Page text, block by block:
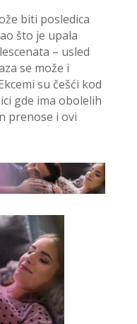
biti posledica
što je upala
– usled
se može i
su češći kod
gde ima obolelih
prenose i ovi